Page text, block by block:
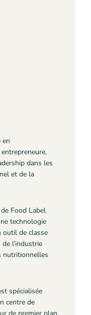
en
dans les
et de la
Food Label
technologie
outil de classe
l’industrie
nutritionnelles
spécialisée
centre de